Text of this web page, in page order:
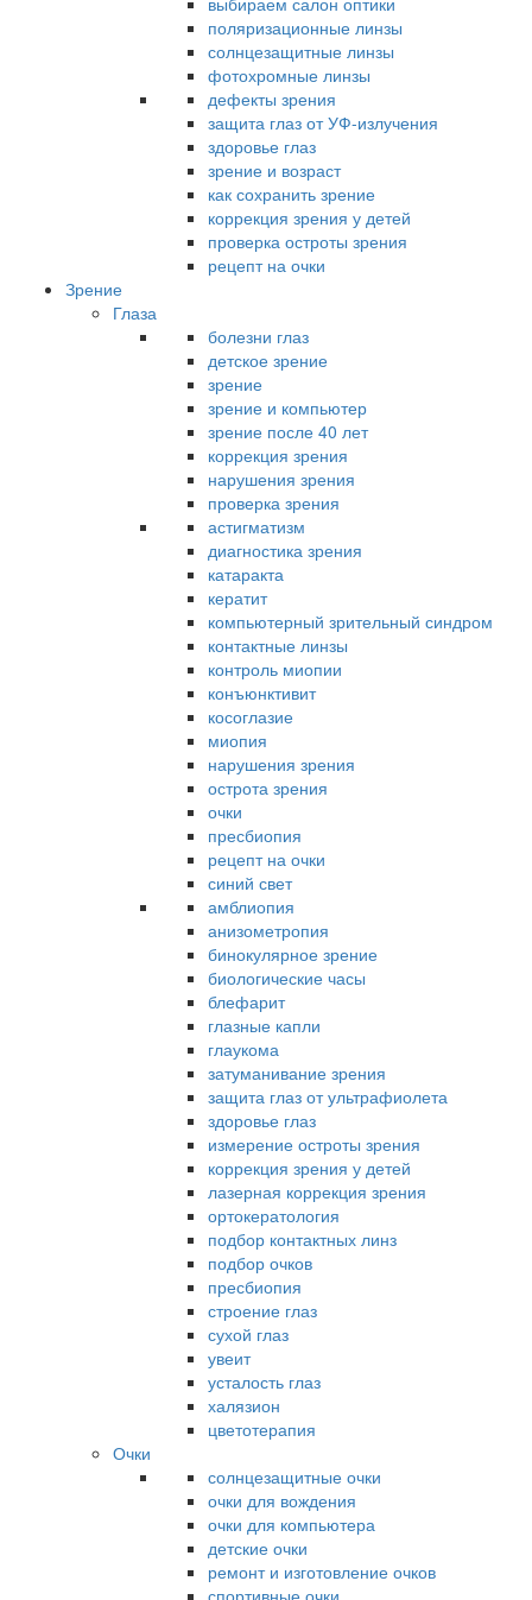
поляризационные линзы
солнцезащитные линзы
фотохромные линзы
дефекты зрения
защита глаз от УФ-излучения
здоровье глаз
зрение и возраст
как сохранить зрение
коррекция зрения у детей
проверка остроты зрения
рецепт на очки
Зрение
Глаза
болезни глаз
детское зрение
зрение
зрение и компьютер
зрение после 40 лет
коррекция зрения
нарушения зрения
проверка зрения
астигматизм
диагностика зрения
катаракта
кератит
компьютерный зрительный синдром
контактные линзы
контроль миопии
конъюнктивит
косоглазие
миопия
нарушения зрения
острота зрения
очки
пресбиопия
рецепт на очки
синий свет
амблиопия
анизометропия
бинокулярное зрение
биологические часы
блефарит
глазные капли
глаукома
затуманивание зрения
защита глаз от ультрафиолета
здоровье глаз
измерение остроты зрения
коррекция зрения у детей
лазерная коррекция зрения
ортокератология
подбор контактных линз
подбор очков
пресбиопия
строение глаз
сухой глаз
увеит
усталость глаз
халязион
цветотерапия
Очки
солнцезащитные очки
очки для вождения
очки для компьютера
детские очки
ремонт и изготовление очков